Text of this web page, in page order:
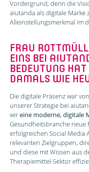
Vordergrund, denn die
aiutanda als digitale Marke
Alleinstellungsmerkmal im
FRAU
EINS BEI
BEDEUTUNG
DAMALS WIE
Die digitale Präsenz war
unserer Strategie bei
wireine moderne, digitale
Gesundheitsbranche neue
erfolgreichen Social
relevanten Zielgruppen,
und diese mit Wissen aus
Therapiemittel-Sektor